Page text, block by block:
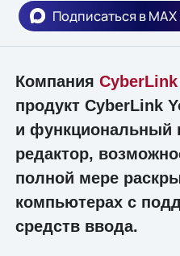
Подписаться в MAX
Компания CyberLink
продукт CyberLink
и функциональный
редактор,
полной мере
компьютерах с
средств ввода.